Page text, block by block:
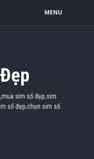
MENU
sim số đẹp,sim
số đẹp,chọn sim số